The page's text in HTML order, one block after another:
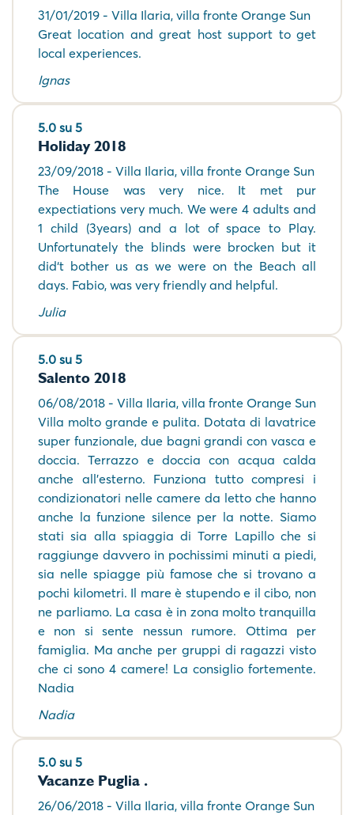
31/01/2019 - Villa Ilaria, villa fronte Orange Sun
Great location and great host support to get
local experiences.
Ignas
5.0 su 5
Holiday 2018
23/09/2018 - Villa Ilaria, villa fronte Orange Sun
The House was very nice. It met pur
expectiations very much. We were 4 adults and
1 child (3years) and a lot of space to Play.
Unfortunately the blinds were brocken but it
did‘t bother us as we were on the Beach all
days. Fabio, was very friendly and helpful.
Julia
5.0 su 5
Salento 2018
06/08/2018 - Villa Ilaria, villa fronte Orange Sun
Villa molto grande e pulita. Dotata di lavatrice
super funzionale, due bagni grandi con vasca e
doccia. Terrazzo e doccia con acqua calda
anche all'esterno. Funziona tutto compresi i
condizionatori nelle camere da letto che hanno
anche la funzione silence per la notte. Siamo
stati sia alla spiaggia di Torre Lapillo che si
raggiunge davvero in pochissimi minuti a piedi,
sia nelle spiagge più famose che si trovano a
pochi kilometri. Il mare è stupendo e il cibo, non
ne parliamo. La casa è in zona molto tranquilla
e non si sente nessun rumore. Ottima per
famiglia. Ma anche per gruppi di ragazzi visto
che ci sono 4 camere! La consiglio fortemente.
Nadia
Nadia
5.0 su 5
Vacanze Puglia .
26/06/2018 - Villa Ilaria, villa fronte Orange Sun